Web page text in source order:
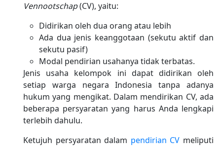
Vennootschap(CV), yaitu:
Didirikan oleh dua orang atau lebih
Ada dua jenis keanggotaan (sekutu aktif dan
sekutu pasif)
Modal pendirian usahanya tidak terbatas.
Jenis usaha kelompok ini dapat didirikan oleh
setiap warga negara Indonesia tanpa adanya
hukum yang mengikat. Dalam mendirikan CV, ada
beberapa persyaratan yang harus Anda lengkapi
terlebih dahulu.
Ketujuh persyaratan dalam pendirian CV meliputi